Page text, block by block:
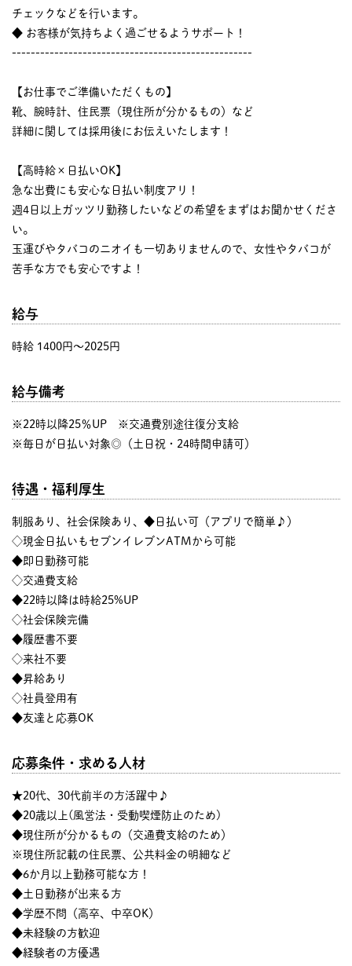
チェックなどを行います。
◆ お客様が気持ちよく過ごせるようサポート！
---------------------------------------------------
【お仕事でご準備いただくもの】
靴、腕時計、住民票（現住所が分かるもの）など
詳細に関しては採用後にお伝えいたします！
【高時給×日払いOK】
急な出費にも安心な日払い制度アリ！
週4日以上ガッツリ勤務したいなどの希望をまずはお聞かせくださ
い。
玉運びやタバコのニオイも一切ありませんので、女性やタバコが
苦手な方でも安心ですよ！
給与
時給 1400円〜2025円
給与備考
※22時以降25％UP ※交通費別途往復分支給
※毎日が日払い対象◎（土日祝・24時間申請可）
待遇・福利厚生
制服あり、社会保険あり、◆日払い可（アプリで簡単♪）
◇現金日払いもセブンイレブンATMから可能
◆即日勤務可能
◇交通費支給
◆22時以降は時給25%UP
◇社会保険完備
◆履歴書不要
◇来社不要
◆昇給あり
◇社員登用有
◆友達と応募OK
応募条件・求める人材
★20代、30代前半の方活躍中♪
◆20歳以上(風営法・受動喫煙防止のため)
◆現住所が分かるもの（交通費支給のため）
※現住所記載の住民票、公共料金の明細など
◆6か月以上勤務可能な方！
◆土日勤務が出来る方
◆学歴不問（高卒、中卒OK）
◆未経験の方歓迎
◆経験者の方優遇